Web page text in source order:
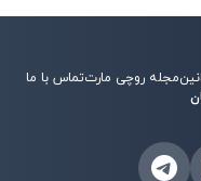
مجله روچی مارتتماس با ما